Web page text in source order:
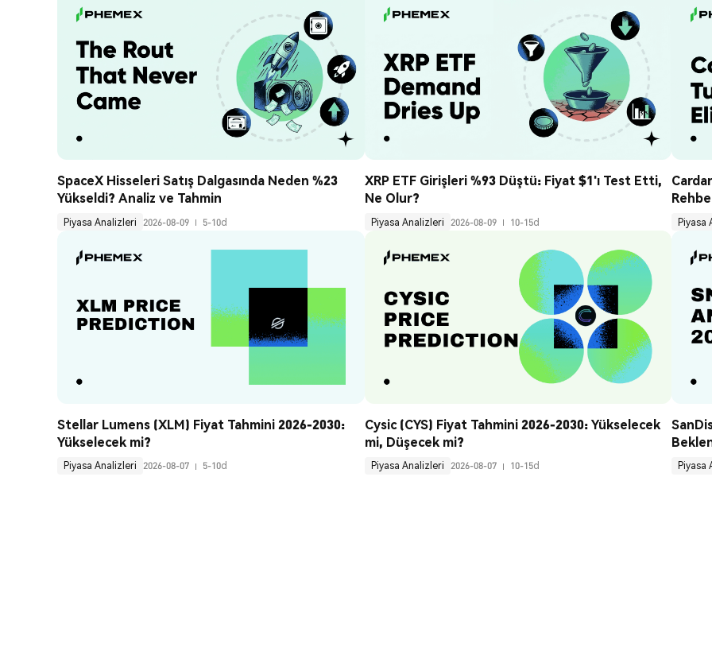
SpaceX Hisseleri Satış Dalgasında Neden %23
Yükseldi? Analiz ve Tahmin
Piyasa Analizleri 2026-08-09 5-10d
XRP ETF Girişleri %93 Düştü: Fiyat $1'ı Test Etti,
Ne Olur?
Piyasa Analizleri 2026-08-09 10-15d Piyasa
Stellar Lumens (XLM) Fiyat Tahmini 2026-2030:
Yükselecek mi?
Piyasa Analizleri 2026-08-07 5-10d
Cysic (CYS) Fiyat Tahmini 2026-2030: Yükselecek
mi, Düşecek mi?
Piyasa Analizleri 2026-08-07 10-15d Piyasa